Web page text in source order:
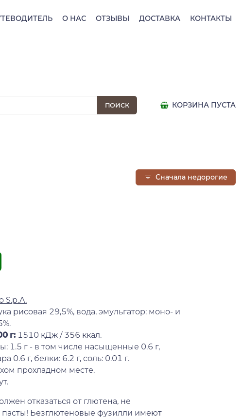
О НАС ОТЗЫВЫ ДОСТАВКА КОНТАКТЫ
КОРЗИНА ПУСТА
S.p.A.
рисовая 29,5%, вода, эмульгатор: моно- и
г: 1510 кДж / 356 ккал.
1.5 г - в том числе насыщенные 0.6 г,
0.6 г, белки: 6.2 г, соль: 0.01 г.
прохладном месте.
отказаться от глютена, не
пасты! Безглютеновые фузилли имеют
Сначала недорогие